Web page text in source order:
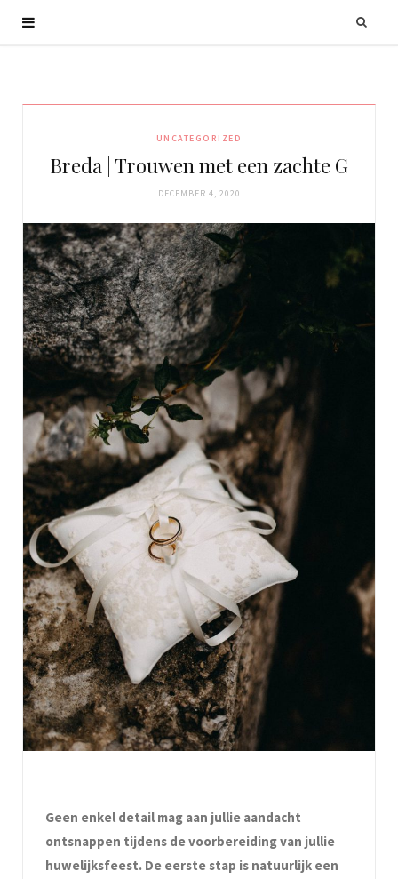
UNCATEGORIZED
Breda | Trouwen met een zachte G
DECEMBER 4, 2020
Geen enkel detail mag aan jullie aandacht
ontsnappen tijdens de voorbereiding van jullie
huwelijksfeest. De eerste stap is natuurlijk een